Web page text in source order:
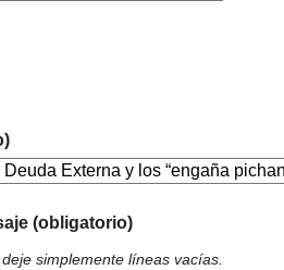
(obligatorio)
simplemente líneas vacías.